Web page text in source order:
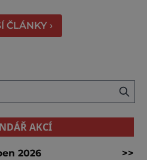
celou rodinu. Otevřeno
interaktivním muz
ČLÁNKY ›
AKCÍ
2026
>>